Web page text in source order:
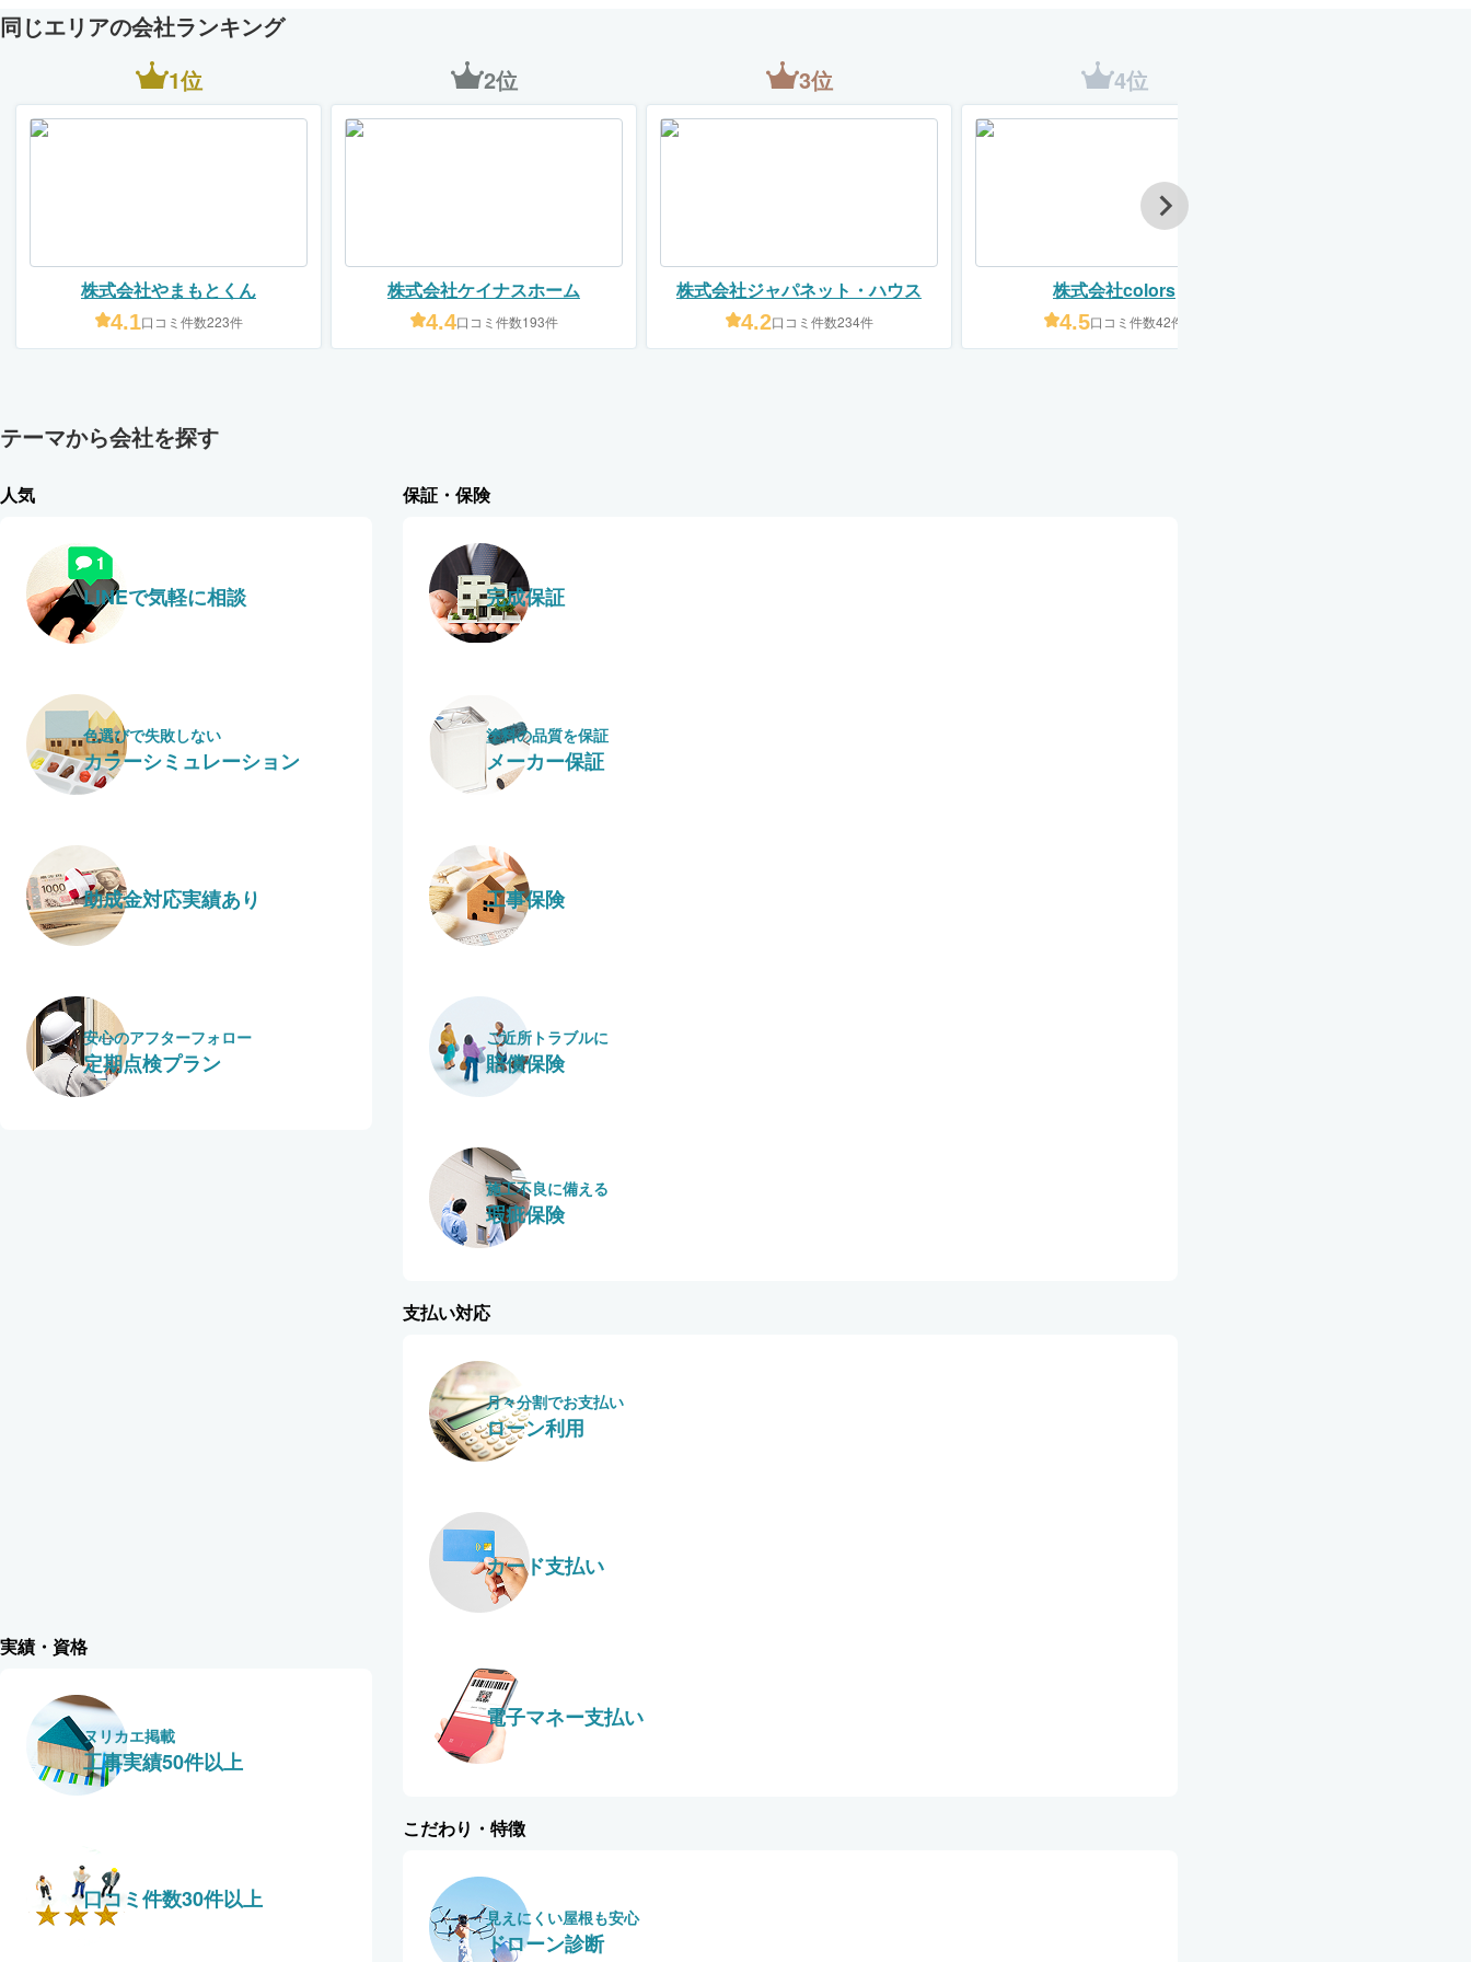
同じエリアの会社ランキング
1位
株式会社やまもとくん
4.1口コミ件数223件
2位
株式会社ケイナスホーム
4.4口コミ件数193件
3位
株式会社ジャパネット・ハウス
4.2口コミ件数234件
4位
株式会社colors
4.5口コミ件数42件
テーマから会社を探す
人気
LINEで気軽に相談
色選びで失敗しない
カラーシミュレーション
助成金対応実績あり
安心のアフターフォロー
定期点検プラン
実績・資格
ヌリカエ掲載
工事実績50件以上
口コミ件数30件以上
保証・保険
完成保証
塗料の​品質を​保証
メーカー保証
工事保険
ご近所トラブルに
賠償保険
施工不良に​備える
瑕疵保険
支払い対応
月々​分割で​お支払い
ローン利用
カード支払い
電子マネー支払い
こだわり・特徴
見えにくい屋根も安心
ドローン診断